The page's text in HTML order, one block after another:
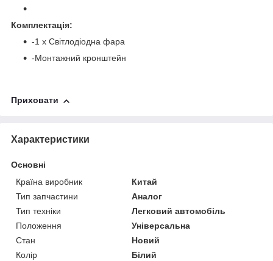
Комплектація:
-1 х Світлодіодна фара
-Монтажний кронштейн
Приховати
Характеристики
Основні
Країна виробник
Китай
Тип запчастини
Аналог
Тип техніки
Легковий автомобіль
Положення
Універсальна
Стан
Новий
Колір
Білий